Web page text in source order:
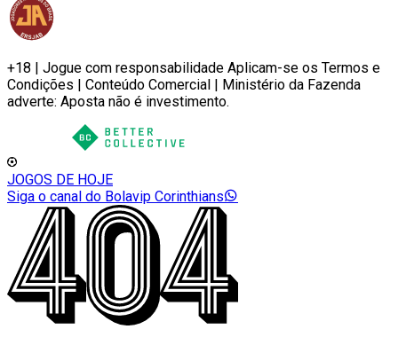
+18 | Jogue com responsabilidade Aplicam-se os Termos e
Condições | Conteúdo Comercial | Ministério da Fazenda
adverte: Aposta não é investimento.
JOGOS DE HOJE
Siga o canal do Bolavip Corinthians